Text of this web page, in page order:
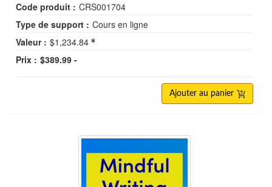
Code produit : CRS001704
Type de support : Cours en ligne
Valeur : $1,234.84
Prix : $389.99 -
Ajouter au panier